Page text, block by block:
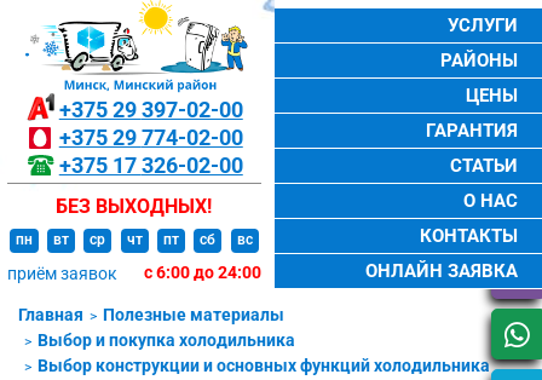
БЕЗ ВЫХОДНЫХ!
пн вт ср чт пт сб вс
приём заявок с 6:00 до 24:00
+375 29397-02-00
+375 29774-02-00
+375 17326-02-00
УСЛУГИ
РАЙОНЫ
ЦЕНЫ
ГАРАНТИЯ
СТАТЬИ
О НАС
КОНТАКТЫ
ОНЛАЙН ЗАЯВКА
Главная
Полезные материалы
Выбор и покупка холодильника
Выбор конструкции и основных функций холодильника